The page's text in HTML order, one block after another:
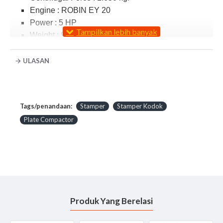
Engine : ROBIN EY 20
Power : 5 HP
Weight : 90 kg
JualPlate Compactor Dynamic DPC 90 Ratau Stamper
Kodok Mikasa dan lengkapi peralatan Kontruksi dan
kompetitif Tentunya Gratis antar untuk Area Jakarta dan
dapat dikirim keseluruh Indonesia, Jika membutuhkan
penawaran harga hubungi sales kami Email
Stamper Kodokini banyak diaplikasikan pada
pekerjaan pemadatan tanah, konstruksi jalan dan
ULASAN
Tags/penandaan: Stamper
Stamper Kodok
Plate Compactor
Produk Yang Berelasi